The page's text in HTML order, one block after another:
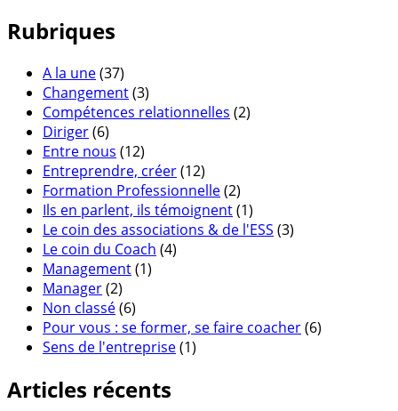
Rubriques
A la une(37)
Changement(3)
Compétences relationnelles (2)
Diriger(6)
Entre nous (12)
Entreprendre, créer(12)
Formation Professionnelle(2)
Ils en parlent, ils témoignent(1)
Le coin des associations & de l'ESS (3)
Le coin du Coach (4)
Management(1)
Manager(2)
Non classé(6)
Pour vous : se former, se faire coacher(6)
Sens de l'entreprise(1)
Articles récents